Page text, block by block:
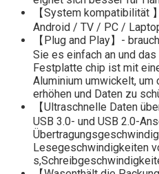
【System kompatibilität
Android / TV / PC /
【Plug and Play】-
Sie es einfach an und
Festplatte chip ist mit
Aluminium umwickelt, um
erhöhen und Daten zu
【Ultraschnelle Daten
USB 3.0- und USB 2.0-
Lesegeschwindigkeiten